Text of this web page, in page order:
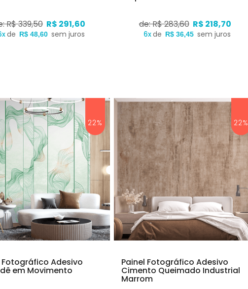
R$ 339,50 R$ 291,60
de R$ 48,60 sem juros
de: R$ 283,60 R$ 218,70
6xde R$ 36,45 sem juros
22%
Fotográfico Adesivo
em Movimento
22%
Painel Fotográfico Adesivo
Cimento Queimado Industrial
Marrom